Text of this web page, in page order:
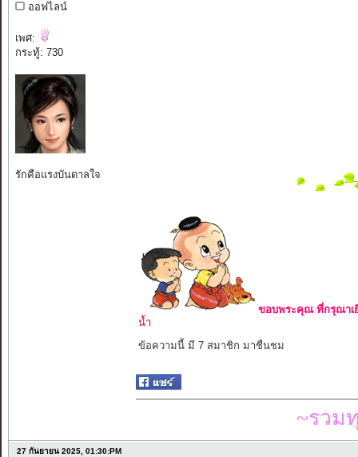
ออฟไลน์
เพศ:
กระทู้: 730
รักคือแรงบันดาลใจ
ขอบพระคุณ ที่กรุณาเ
น้ำ
ข้อความนี้ มี 7 สมาชิก มาชื่นชม
~รวม
27 กันยายน 2025, 01:30:PM